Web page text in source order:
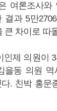
여론조사와
결과 5만
큰 차이로 따
인제 의원이
을동 의원
. 친박 홍문